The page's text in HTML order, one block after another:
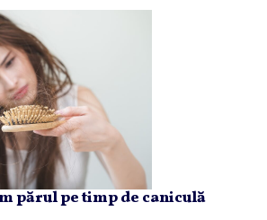
părul pe timp de caniculă